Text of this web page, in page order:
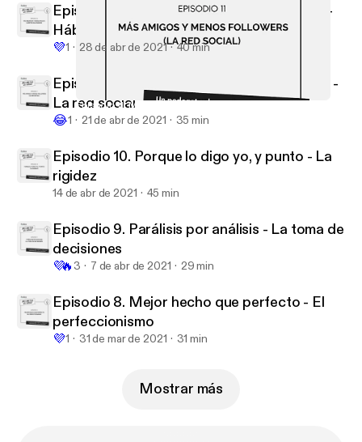
Episodio 11. Más amigos y menos followers - La red social
No me da la vida
Episodio 12. Más respirar y menos Prozac -
Hábitos saludables
💜1 28 de abr de 2021 40 min
Episodio 11. Más amigos y menos followers -
La red social
😂1 21 de abr de 2021 35 min
Episodio 10. Porque lo digo yo, y punto - La
rigidez
14 de abr de 2021 45 min
Episodio 9. Parálisis por análisis - La toma de
decisiones
💜🔥 3 7 de abr de 2021 29 min
Episodio 8. Mejor hecho que perfecto - El
perfeccionismo
💜1 31 de mar de 2021 31 min
Mostrar más